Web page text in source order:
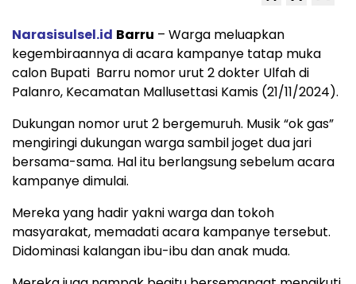
Narasisulsel.id Barru – Warga meluapkan
kegembiraannya di acara kampanye tatap muka
calon Bupati Barru nomor urut 2 dokter Ulfah di
Palanro, Kecamatan Mallusettasi Kamis (21/11/2024).
Dukungan nomor urut 2 bergemuruh. Musik “ok gas”
mengiringi dukungan warga sambil joget dua jari
bersama-sama. Hal itu berlangsung sebelum acara
kampanye dimulai.
Mereka yang hadir yakni warga dan tokoh
masyarakat, memadati acara kampanye tersebut.
Didominasi kalangan ibu-ibu dan anak muda.